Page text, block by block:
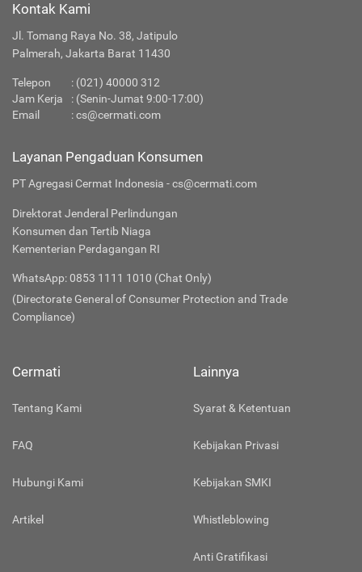
Kontak Kami
Jl. Tomang Raya No. 38, Jatipulo
Palmerah, Jakarta Barat 11430
Telepon : (021) 40000 312
Jam Kerja
: (Senin-Jumat 9:00-17:00)
Email
:cs@cermati.com
Layanan Pengaduan Konsumen
PT Agregasi Cermat Indonesia - cs@cermati.com
Direktorat Jenderal Perlindungan
Konsumen dan Tertib Niaga
Kementerian Perdagangan RI
WhatsApp: 0853 1111 1010 (Chat Only)
(Directorate General of Consumer Protection and Trade
Compliance)
Cermati
Tentang Kami
FAQ
Hubungi Kami
Artikel
Lainnya
Syarat & Ketentuan
Kebijakan Privasi
Kebijakan SMKI
Whistleblowing
Anti Gratifikasi